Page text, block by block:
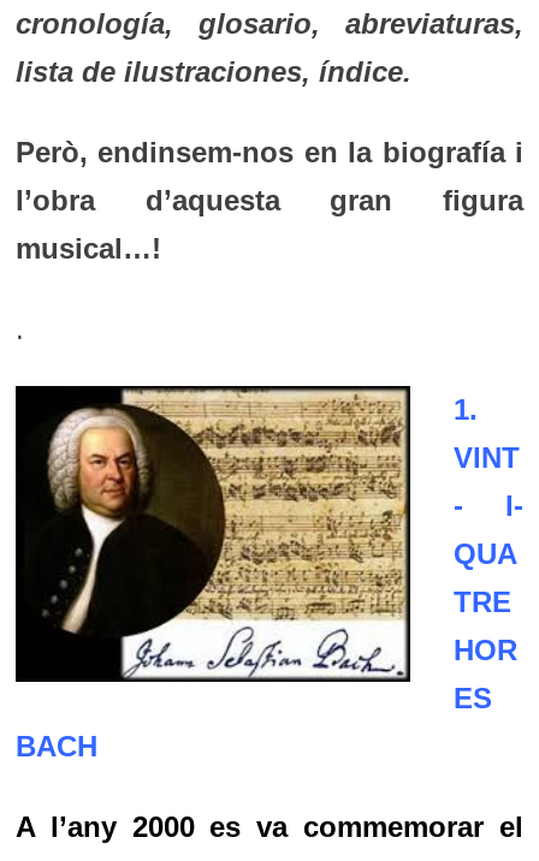
cronología, glosario, abreviaturas,
lista de ilustraciones, índice.
Però, endinsem-nos en la biografía i
l’obra d’aquesta gran figura
musical…!
.
1.
VINT
- I-
QUA
TRE
HOR
ES
BACH
A l’any 2000 es va commemorar el